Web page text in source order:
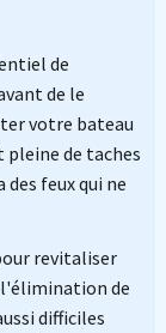
de
de le
votre bateau
pleine de taches
feux qui ne
revitaliser
l'élimination de
difficiles